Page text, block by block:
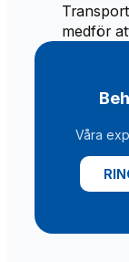
medför
Våra